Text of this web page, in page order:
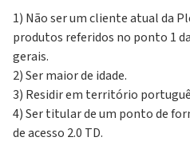
1) Não ser um cliente atual da
produtos referidos no ponto 1
gerais.
2) Ser maior de idade.
3) Residir em território
4) Ser titular de um ponto de
de acesso 2.0 TD.